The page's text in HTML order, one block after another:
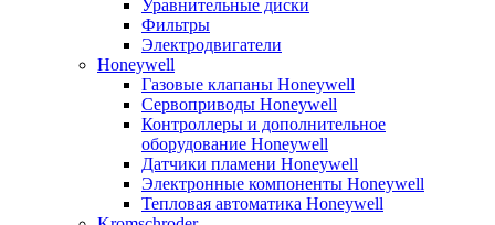
Уравнительные диски
Фильтры
Электродвигатели
Honeywell
Газовые клапаны Honeywell
Сервоприводы Honeywell
Контроллеры и дополнительное
оборудование Honeywell
Датчики пламени Honeywell
Электронные компоненты Honeywell
Тепловая автоматика Honeywell